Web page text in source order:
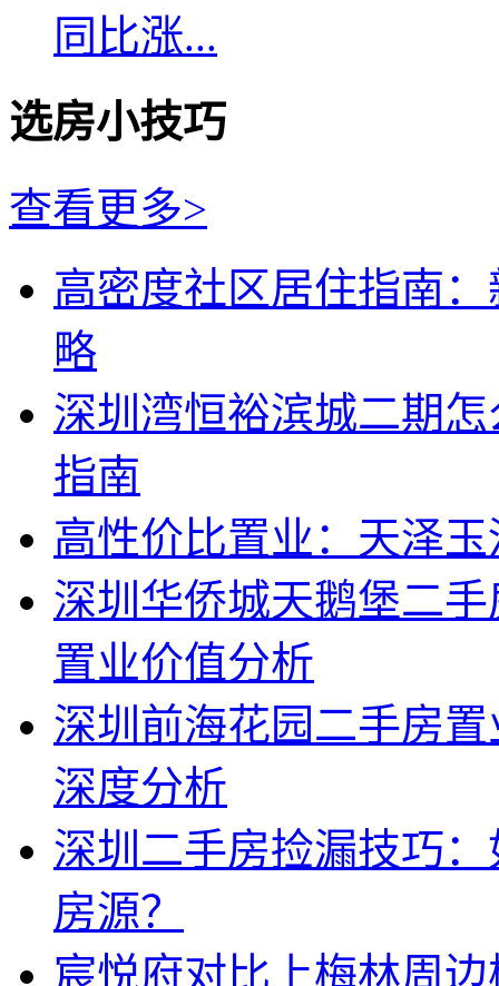
同比涨...
选房小技巧
查看更多>
高密度社区居住指南
略
深圳湾恒裕滨城二期
指南
高性价比置业：天泽
深圳华侨城天鹅堡二
置业价值分析
深圳前海花园二手房
深度分析
深圳二手房捡漏技巧
房源？
宸悦府对比上梅林周